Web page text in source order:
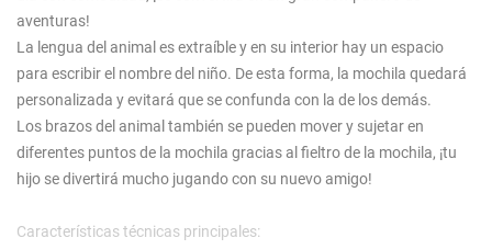
aventuras!
La lengua del animal es extraíble y en su interior hay un espacio
para escribir el nombre del niño. De esta forma, la mochila quedará
personalizada y evitará que se confunda con la de los demás.
Los brazos del animal también se pueden mover y sujetar en
diferentes puntos de la mochila gracias al fieltro de la mochila, ¡tu
hijo se divertirá mucho jugando con su nuevo amigo!
Características técnicas principales: